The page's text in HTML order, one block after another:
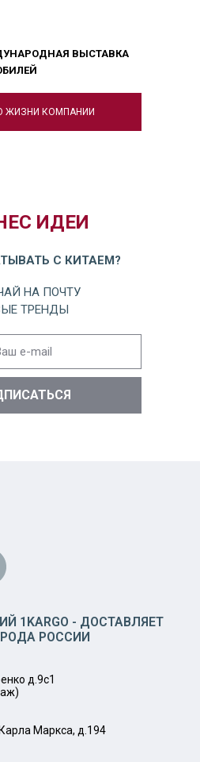
ЖИЗНИ КОМПАНИИ
ВЫСТАВКА
ИДЕИ
С КИТАЕМ?
НА ПОЧТУ
ТРЕНДЫ
1KARGO - ДОСТАВЛЯЕТ
РОССИИ
д.9с1
Маркса, д.194